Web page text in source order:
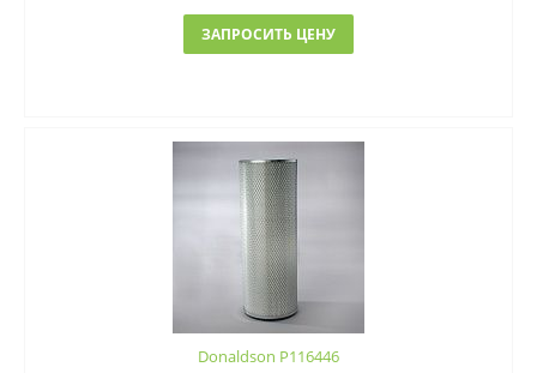
ЗАПРОСИТЬ ЦЕНУ
Donaldson P116446